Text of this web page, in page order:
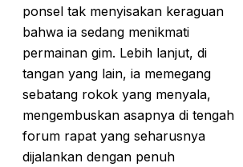
ponsel tak menyisakan keraguan
bahwa ia sedang menikmati
permainan gim. Lebih lanjut, di
tangan yang lain, ia memegang
sebatang rokok yang menyala,
mengembuskan asapnya di tengah
forum rapat yang seharusnya
dijalankan dengan penuh